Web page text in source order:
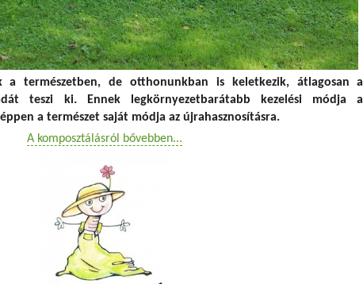
a természetben, de otthonunkban is keletkezik, átlagosan a
teszi ki. Ennek legkörnyezetbarátabb kezelési módja a
a természet saját módja az újrahasznosításra.
A komposztálásról bővebben...